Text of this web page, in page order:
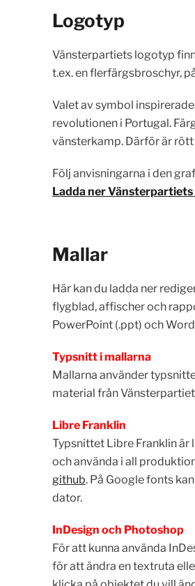
Logotyp
Vänsterpartiets logotyp
t.ex. en flerfärgsbroschyr,
Valet av symbol
revolutionen i Portugal.
vänsterkamp. Därför är
Följ anvisningarna i den
Ladda ner
Mallar
Här kan du ladda ner
flygblad, affischer och
PowerPoint (.ppt) och
Typsnitt i mallarna
Mallarna använder
material från
Libre Franklin
Typsnittet Libre Franklin är
och använda i all
github. På Google fonts
dator.
InDesign och Photoshop
För att kunna använda
för att ändra en textruta